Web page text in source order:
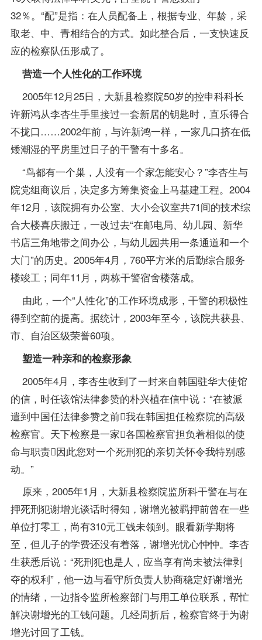
32％。“配”是指：在人员配备上，根据专业、年龄，采
取老、中、青相结合的方式。如此整合后，一支快速反
应的检察队伍形成了。
营造一个人性化的工作环境
2005年12月25日，大新县检察院50岁的控申科科长
许新鸿从李杏生手里接过一套新居的钥匙时，直乐得合
不拢口……2002年前，与许新鸿一样，一家几口挤在低
矮潮湿的平房里过日子的干警有十多名。
“鸟都有一个巢，人没有一个家怎能安心？”李杏生与
院党组商议后，决定多方筹集资金上马基建工程。2004
年12月，该院拥有办公室、大小会议室共71间的技术综
合大楼喜庆搬迁，一改过去“在邮电局、幼儿园、新华
书店三角地带之间办公，与幼儿园共用一条通道和一个
大门”的历史。2005年4月，760平方米的后勤综合服务
楼竣工；同年11月，两栋干警宿舍楼落成。
由此，一个“人性化”的工作环境成形，干警的积极性
得到空前的提高。据统计，2003年至今，该院共获县、
市、自治区级荣誉60项。
塑造一种亲和的检察形象
2005年4月，李杏生收到了一封来自韩国驻华大使馆
的信，时任该馆法律参赞的朴兴植在信中说：“在被派
遣到中国任法律参赞之前我在韩国担任检察院的高级
检察官。天下检察是一家各国检察官担负着相似的使
命与职责因此您对一个死刑犯的亲切关怀令我特别感
动。”
原来，2005年1月，大新县检察院监所科干警在与在
押死刑犯谢增光谈话时得知，谢增光被羁押前曾在一些
单位打零工，尚有310元工钱未领到。眼看新学期将
至，但儿子的学费还没有着落，谢增光忧心忡忡。李杏
生获悉后说：“死刑犯也是人，应当享有尚未被法律剥
夺的权利”，他一边与看守所负责人协商稳定好谢增光
的情绪，一边指令监所检察部门与用工单位联系，帮忙
解决谢增光的工钱问题。几经周折后，检察官终于为谢
增光讨回了工钱。